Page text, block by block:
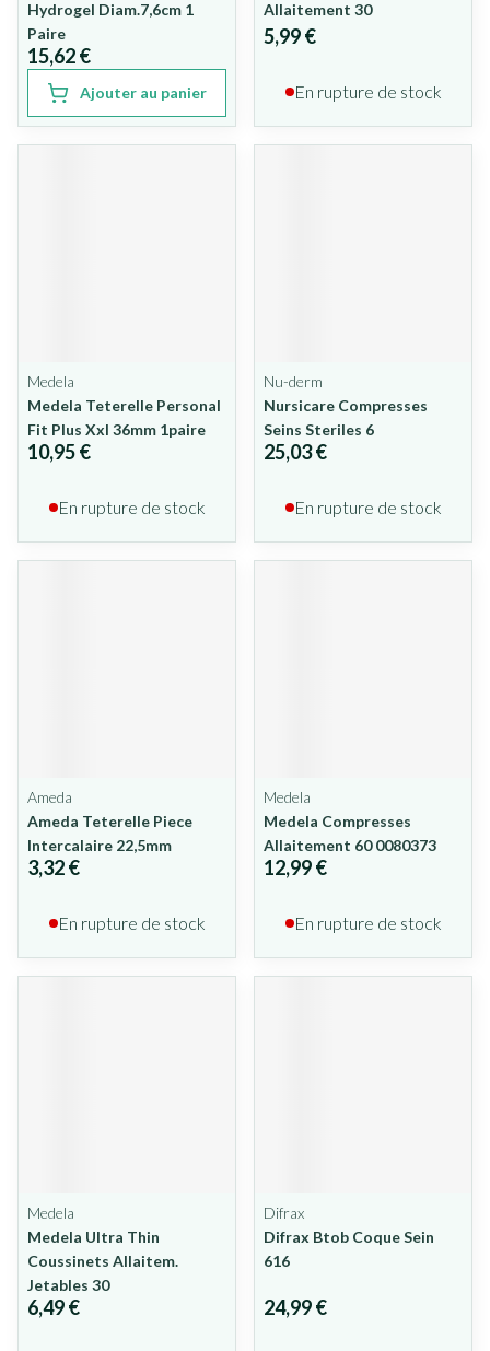
Hydrogel Diam.7,6cm 1
Paire
15,62 €
Ajouter au panier
Allaitement 30
5,99 €
En rupture de stock
Medela
Medela Teterelle Personal
Fit Plus Xxl 36mm 1paire
10,95 €
En rupture de stock
Nu-derm
Nursicare Compresses
Seins Steriles 6
25,03 €
En rupture de stock
Ameda
Ameda Teterelle Piece
Intercalaire 22,5mm
3,32 €
En rupture de stock
Medela
Medela Compresses
Allaitement 60 0080373
12,99 €
En rupture de stock
Medela
Medela Ultra Thin
Coussinets Allaitem.
Jetables 30
6,49 €
Difrax
Difrax Btob Coque Sein
616
24,99 €